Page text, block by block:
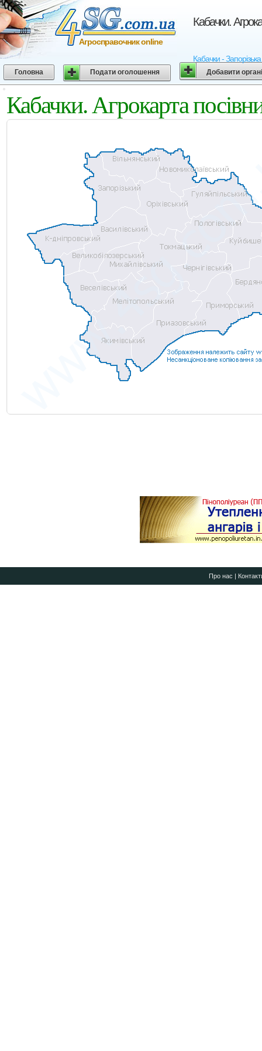
Кабачки.
Кабачки -
Агросправочник online
Головна Подати оголошення Добавити
Кабачки. Агрокарта
Про нас |